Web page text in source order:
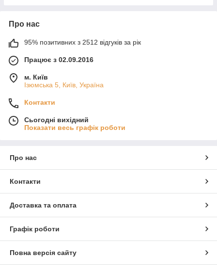
Про нас
95% позитивних з 2512 відгуків за рік
Працює з 02.09.2016
м. Київ
Ізюмська 5, Київ, Україна
Контакти
Сьогодні вихідний
Показати весь графік роботи
Про нас
Контакти
Доставка та оплата
Графік роботи
Повна версія сайту